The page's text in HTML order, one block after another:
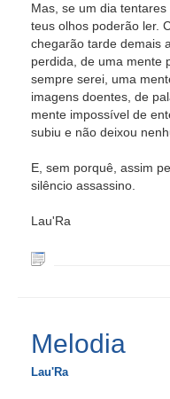
Mas, se um dia
teus olhos poderão ler.
chegarão tarde demais
perdida, de uma mente
sempre serei, uma
imagens doentes, de
mente impossível de
subiu e não deixou
E, sem porquê, assim
silêncio assassino.
Lau'Ra
Melodia
Lau'Ra